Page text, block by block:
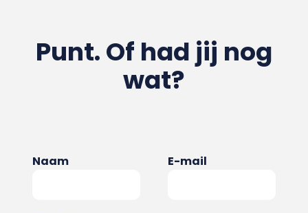
Punt. Of had jij nog
wat?
Naam E-mail